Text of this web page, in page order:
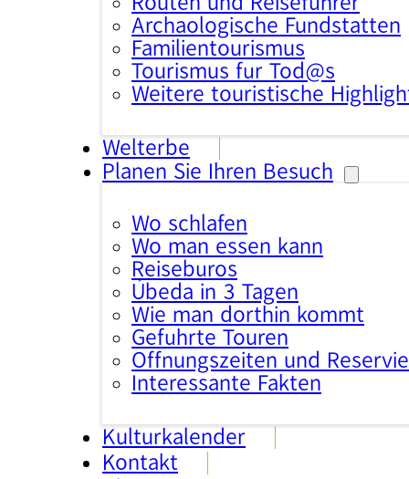
Archäologische Fundstätten
Familientourismus
Tourismus für Tod@s
Weitere touristische
Welterbe
Planen Sie Ihren Besuch
Wo schlafen
Wo man essen kann
Reisebüros
Úbeda in 3 Tagen
Wie man dorthin kommt
Geführte Touren
Öffnungszeiten und
Interessante Fakten
Kulturkalender
Kontakt